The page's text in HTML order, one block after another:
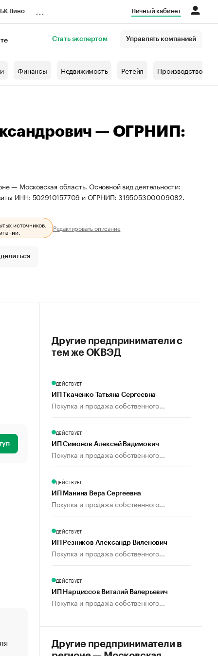
Вино Личный кабинет
Стать экспертом Управлять компанией
Финансы Недвижимость Ретейл Производство
— ОГРНИП:
— Московская область. Основной вид деятельности:
ИНН: 502910157709 и ОГРНИП: 319505300009082.
источников.
Редактировать описание
«От спорта тело стареет иначе». Как живет глава
создавшей GTA
Другие предприниматели с
тем же ОКВЭД
ДЕЙСТВУЕТ
ИП Ткаченко Татьяна Сергеевна
Покупка и продажа собственного...
ДЕЙСТВУЕТ
ИП Симонов Алексей Вадимович
Покупка и продажа собственного...
ДЕЙСТВУЕТ
ИП Манина Вера Сергеевна
Покупка и продажа собственного...
ДЕЙСТВУЕТ
ИП Резников Александр Виленович
Покупка и продажа собственного...
ДЕЙСТВУЕТ
ИП Нарциссов Виталий Валерьевич
Покупка и продажа собственного...
Другие предприниматели в